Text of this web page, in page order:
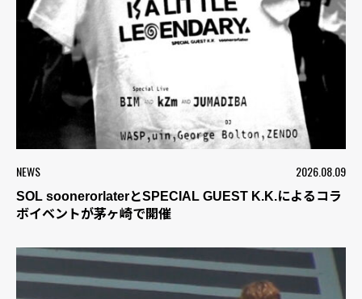
NEWS 2026.08.09
SOL soonerorlaterとSPECIAL GUEST K.K.によるコラ
ボイベントが茅ヶ崎で開催